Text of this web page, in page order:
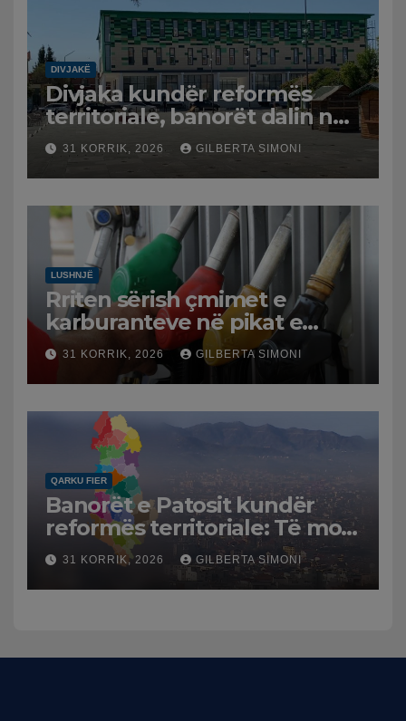
DIVJAKË
Divjaka kundër reformës
territoriale, banorët dalin në
protestë.
31 KORRIK, 2026 GILBERTA SIMONI
LUSHNJË
Rriten sërish çmimet e
karburanteve në pikat e
karburanteve në Lushnjë.
Tensionet në Lindjen e
Mesme shtrenjtojnë naftën
dhe benzinën në vend
31 KORRIK, 2026 GILBERTA SIMONI
QARKU FIER
Banorët e Patosit kundër
reformës territoriale: Të mos
humbasim identitetin e
qytetit
31 KORRIK, 2026 GILBERTA SIMONI